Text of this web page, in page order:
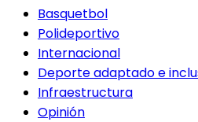
Basquetbol
Polideportivo
Internacional
Deporte adaptado e
Infraestructura
Opinión